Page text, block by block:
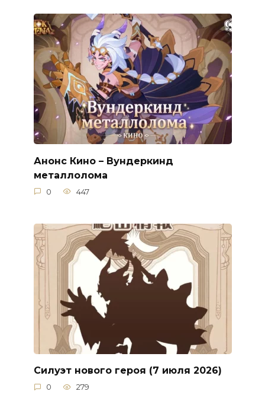
Анонс Кино – Вундеркинд
металлолома
0 447
Силуэт нового героя (7 июля 2026)
0 279